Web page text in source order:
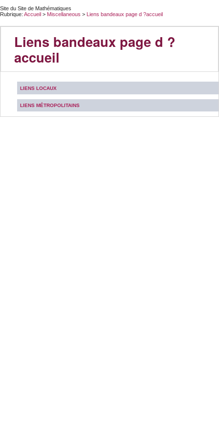
Site du Site de Mathématiques
Rubrique: Accueil > Miscellaneous > Liens bandeaux page d ?accueil
Liens bandeaux page d ?
accueil
LIENS LOCAUX
LIENS MÉTROPOLITAINS